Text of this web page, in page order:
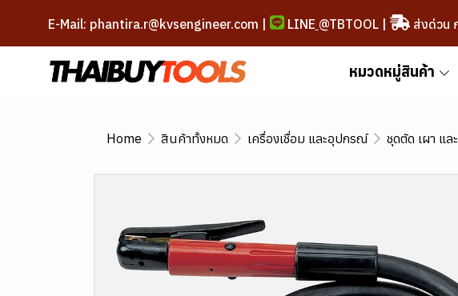
E-Mail: phantira.r@kvsengineer.com | LINE @TBTOOL| ส่งด่วน
หมวดหมู่สินค้า
Home สินค้าทั้งหมด เครื่องเชื่อม และอุปกรณ์ ชุดตัด เผา แล